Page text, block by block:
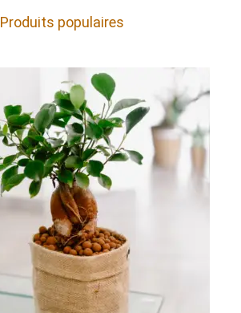
Produits populaires